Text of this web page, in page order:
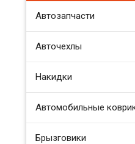
Автозапчасти
Авточехлы
Накидки
Автомобильные
Брызговики